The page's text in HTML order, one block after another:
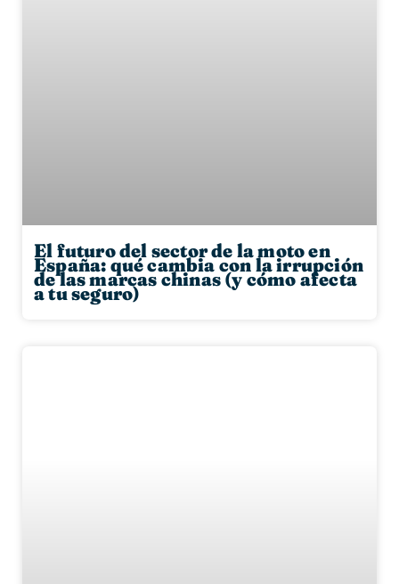
El futuro del sector de la moto en
España: qué cambia con la irrupción
de las marcas chinas (y cómo afecta
a tu seguro)